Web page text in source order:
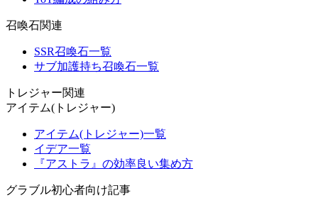
召喚石関連
SSR召喚石一覧
サブ加護持ち召喚石一覧
トレジャー関連
アイテム(トレジャー)
アイテム(トレジャー)一覧
イデア一覧
『アストラ』の効率良い集め方
グラブル初心者向け記事